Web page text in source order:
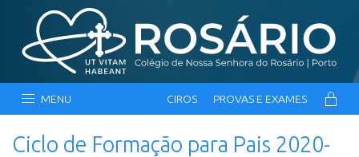
MENU CIROS PROVAS E EXAMES
Ciclo de Formação para Pais 2020-